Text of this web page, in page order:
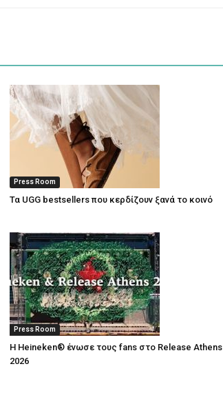
Press Room
Τα UGG bestsellers που κερδίζουν ξανά το κοινό
Press Room
Η Heineken® ένωσε τους fans στο Release Athens
2026